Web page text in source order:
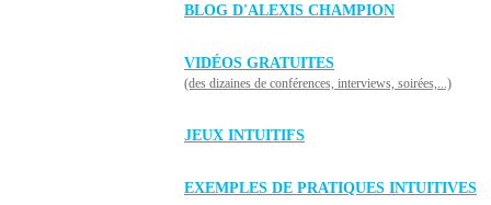
BLOG D'ALEXIS CHAMPION
VIDÉOS GRATUITES
(des dizaines de conférences, interviews, soirées,...)
JEUX INTUITIFS
EXEMPLES DE PRATIQUES INTUITIVES